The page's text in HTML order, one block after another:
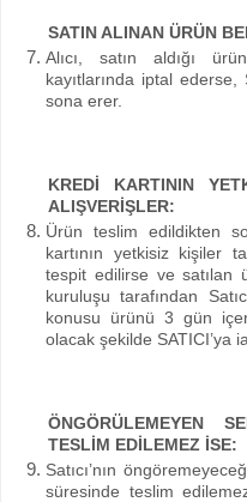
SATIN ALINAN ÜRÜN
Alıcı, satın aldığı
kayıtlarında iptal ederse,
sona erer.
KREDİ KARTININ
ALIŞVERİŞLER:
Ürün teslim edildikten
kartının yetkisiz kişiler
tespit edilirse ve satılan
kuruluşu tarafından
konusu ürünü 3 gün
olacak şekilde SATICI’ya
ÖNGÖRÜLEMEYEN
TESLİM EDİLEMEZ İSE:
Satıcı’nın
süresinde teslim